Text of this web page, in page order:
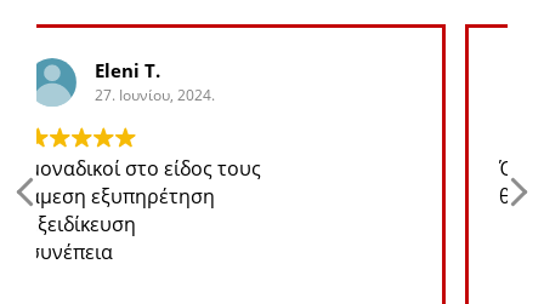
George K.
27. Ιουνίου, 2024.
Ότι ανταλλακτικό χρειάζομαι για το jeep
θα το βρω σε καλή τιμή